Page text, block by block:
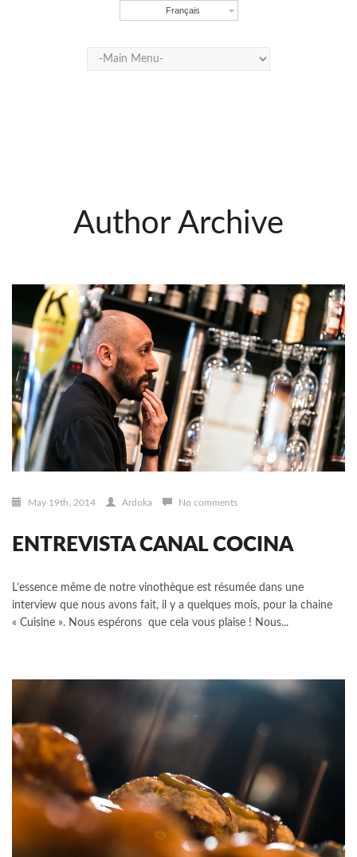
Français
Author Archive
May 19th, 2014 Ardoka No comments
ENTREVISTA CANAL COCINA
L’essence même de notre vinothèque est résumée dans une
interview que nous avons fait, il y a quelques mois, pour la chaine
« Cuisine ». Nous espérons que cela vous plaise ! Nous...